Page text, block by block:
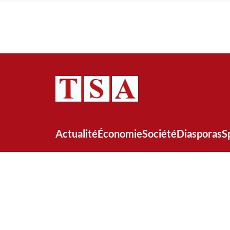
ActualitéÉconomieSociétéDiasporas